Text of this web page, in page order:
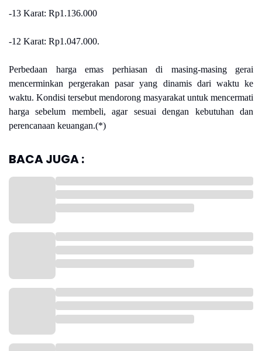
-13 Karat: Rp1.136.000
-12 Karat: Rp1.047.000.
Perbedaan harga emas perhiasan di masing-masing gerai
mencerminkan pergerakan pasar yang dinamis dari waktu ke
waktu. Kondisi tersebut mendorong masyarakat untuk mencermati
harga sebelum membeli, agar sesuai dengan kebutuhan dan
perencanaan keuangan.(*)
BACA JUGA :